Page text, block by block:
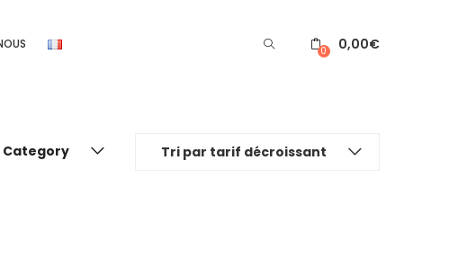
0 0,00€
Tri par tarif décroissant
Category